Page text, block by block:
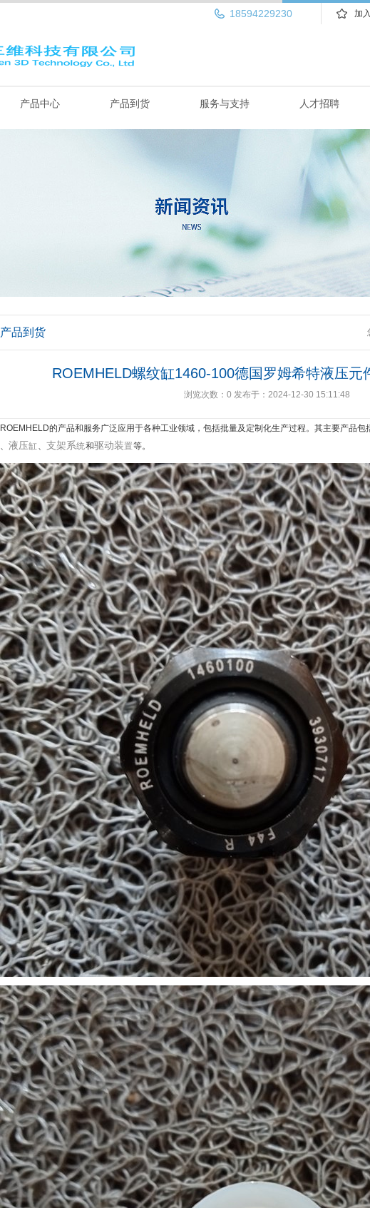
加
18594229230
产品中心 产品到货 服务与支持 人才招聘
产品到货
ROEMHELD螺纹缸1460-100德国罗姆希特液压元
浏览次数： 0 发布于：2024-12-30 15:11:48
ROEMHELD的产品和服务广泛应用于各种工业领域，包括批量及定制化生产过程。其主要产品包
、 液压缸 、 支架系统和驱动装置等‌。